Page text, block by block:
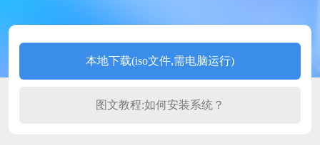
本地下载(iso文件,需电脑运行)
图文教程:如何安装系统？